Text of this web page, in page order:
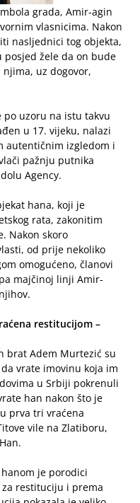
grada, Amir-agin
vlasnicima. Nakon
nasljednici tog objekta,
žele da on bude
uz dogovor,
po uzoru na istu takvu
u 17. vijeku, nalazi
autentičnim izgledom i
pažnju putnika
Agency.
hana, koji je
rata, zakonitim
Nakon skoro
od prije nekoliko
omogućeno, članovi
majčinoj linji Amir-
restitucijom –
brat Adem Murtezić su
vrate imovinu koja im
u Srbiji pokrenuli
han nakon što je
prva tri vraćena
vile na Zlatiboru,
je porodici
restituciju i prema